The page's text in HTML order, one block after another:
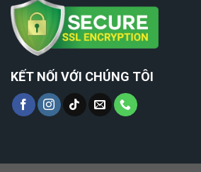
KẾT NỐI VỚI CHÚNG TÔI